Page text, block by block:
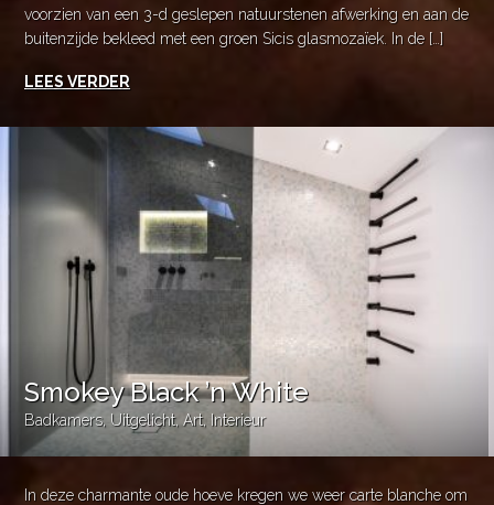
voorzien van een 3-d geslepen natuurstenen afwerking en aan de
buitenzijde bekleed met een groen Sicis glasmozaïek. In de […]
LEES VERDER
Smokey Black ’n White
Badkamers, Uitgelicht, Art, Interieur
In deze charmante oude hoeve kregen we weer carte blanche om